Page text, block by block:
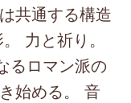
共通する構造
力と祈り。
るロマン派の
始める。 音